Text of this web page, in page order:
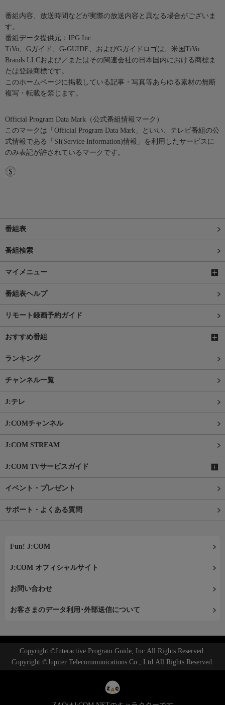
番組内容、放送時間などが実際の放送内容と異なる場合がございま
す。
番組データ提供元：IPG Inc.
TiVo、Gガイド、G-GUIDE、およびGガイドロゴは、米国TiVo
Brands LLCおよび／またはその関連会社の日本国内における商標ま
たは登録商標です。
このホームページに掲載している記事・写真等あらゆる素材の無断
複写・転載を禁じます。
Official Program Data Mark（公式番組情報マーク）
このマークは「Official Program Data Mark」といい、テレビ番組の公
式情報である「SI(Service Information)情報」を利用したサービスに
のみ表記が許されているマークです。
番組表
番組検索
マイメニュー
番組表ヘルプ
リモート録画予約ガイド
おすすめ番組
ランキング
チャンネル一覧
J:テレ
J:COMチャンネル
J:COM STREAM
J:COM TVサービスガイド
イベント・プレゼント
サポート・よくある質問
Fun! J:COM
J:COM オフィシャルサイト
お問い合わせ
お客さまのデータ利用･外部送信について
Copyright ©Interactive Program Guide, Inc.All Rights Reserved.
Copyright ©Jupiter Telecommunications Co., Ltd.All Rights Reserved.